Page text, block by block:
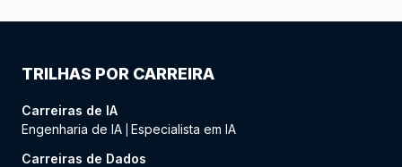
TRILHAS POR CARREIRA
Carreiras de IA
Engenharia de IA Especialista em IA
Carreiras de Dados